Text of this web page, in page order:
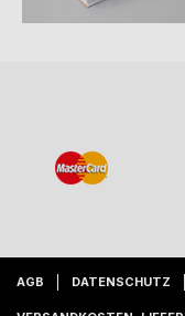
AGB DATENSCHUTZ